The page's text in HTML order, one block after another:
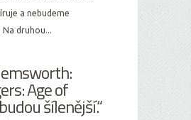
a nebudeme
druhou...
Age of
šílenější.“